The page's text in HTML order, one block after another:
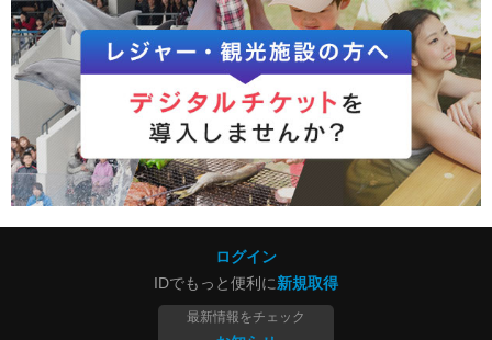
ログイン
IDでもっと便利に新規取得
最新情報をチェック